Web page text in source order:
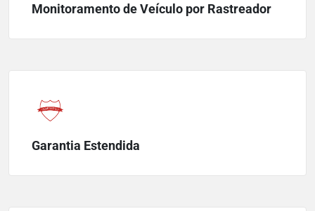
Monitoramento de Veículo por Rastreador
Garantia Estendida